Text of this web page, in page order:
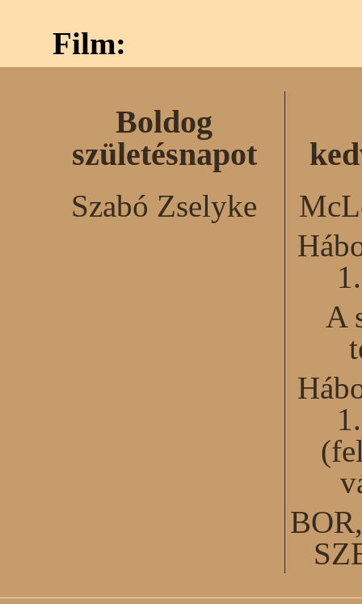
Film:
Boldog
születésnapot
Szabó Zselyke
A